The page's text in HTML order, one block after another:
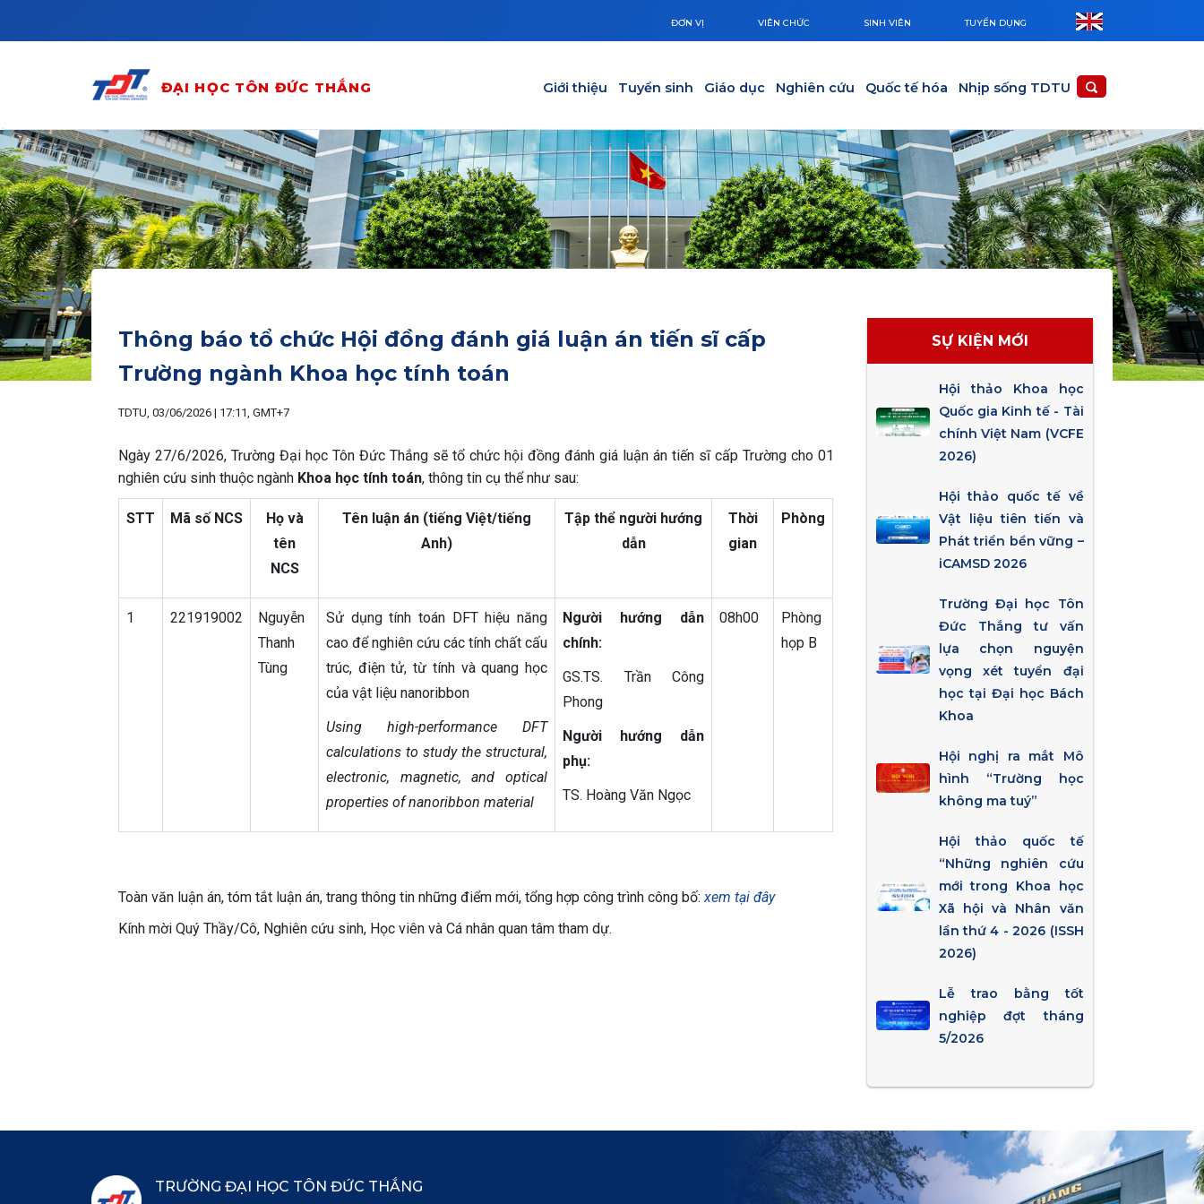
ĐƠN VỊ VIÊN CHỨC SINH VIÊN TUYỂN DỤNG
ĐẠI HỌC TÔN ĐỨC THẮNG Giới thiệu Tuyển sinh Giáo dục Nghiên cứu Quốc tế hóa Nhịp sống TDTU
Thông báo tổ chức Hội đồng đánh giá luận án tiến sĩ cấp
Trường ngành Khoa học tính toán
TDTU, 03/06/2026 | 17:11, GMT+7
Ngày 27/6/2026, Trường Đại học Tôn Đức Thắng sẽ tổ chức hội đồng đánh giá luận án tiến sĩ cấp Trường cho 01
nghiên cứu sinh thuộc ngành Khoa học tính toán, thông tin cụ thể như sau:
STT Mã số NCS
Họ và
tên
NCS
Tên luận án (tiếng Việt/tiếng
Anh)
Tập thể người hướng
dẫn
Thời
gian
Phòng
1 221919002
Nguyễn
Thanh
Tùng
Sử dụng tính toán DFT hiệu năng
cao để nghiên cứu các tính chất cấu
trúc, điện tử, từ tính và quang học
của vật liệu nanoribbon
Using high-performance DFT
calculations to study the structural,
electronic, magnetic, and optical
properties of nanoribbon material
Người hướng dẫn
chính:
GS.TS. Trần Công
Phong
Người hướng dẫn
phụ:
TS. Hoàng Văn Ngọc
08h00
Phòng
họp B
Toàn văn luận án, tóm tắt luận án, trang thông tin những điểm mới, tổng hợp công trình công bố:xem tại đây
Kính mời Quý Thầy/Cô, Nghiên cứu sinh, Học viên và Cá nhân quan tâm tham dự.
SỰ KIỆN MỚI
Hội thảo Khoa học
Quốc gia Kinh tế - Tài
chính Việt Nam (VCFE
2026)
Hội thảo quốc tế về
Vật liệu tiên tiến và
Phát triển bền vững –
iCAMSD 2026
Trường Đại học Tôn
Đức Thắng tư vấn
lựa chọn nguyện
vọng xét tuyển đại
học tại Đại học Bách
Khoa
Hội nghị ra mắt Mô
hình “Trường học
không ma tuý”
Hội thảo quốc tế
“Những nghiên cứu
mới trong Khoa học
Xã hội và Nhân văn
lần thứ 4 - 2026 (ISSH
2026)
Lễ trao bằng tốt
nghiệp đợt tháng
5/2026
TRƯỜNG ĐẠI HỌC TÔN ĐỨC THẮNG